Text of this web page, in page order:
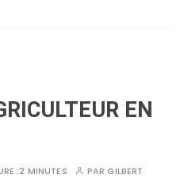
EN
:2 MINUTES PARGILBERT